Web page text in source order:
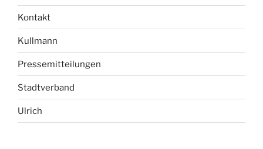
Kontakt
Kullmann
Pressemitteilungen
Stadtverband
Ulrich